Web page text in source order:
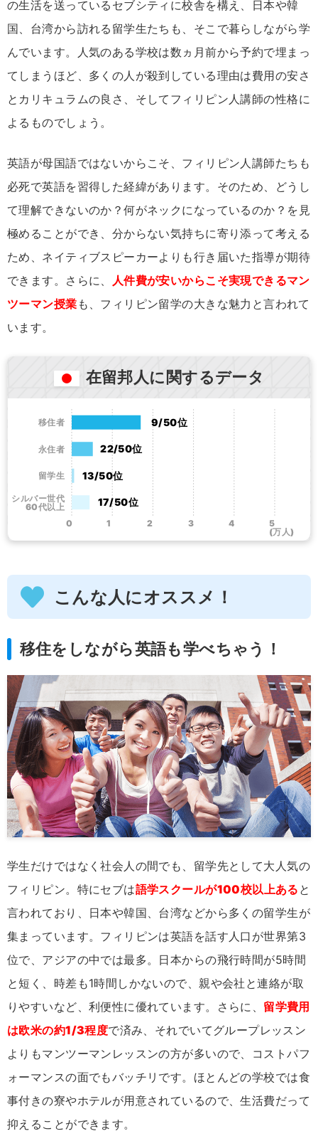
の生活を送っているセブシティに校舎を構え、日本や韓
国、台湾から訪れる留学生たちも、そこで暮らしながら学
んでいます。人気のある学校は数ヵ月前から予約で埋まっ
てしまうほど、多くの人が殺到している理由は費用の安さ
とカリキュラムの良さ、そしてフィリピン人講師の性格に
よるものでしょう。
英語が母国語ではないからこそ、フィリピン人講師たちも
必死で英語を習得した経緯があります。そのため、どうし
て理解できないのか？何がネックになっているのか？を見
極めることができ、分からない気持ちに寄り添って考える
ため、ネイティブスピーカーよりも行き届いた指導が期待
できます。さらに、
人件費が安いからこそ実現できるマン
ツーマン授業 も、フィリピン留学の大きな魅力と言われて
います。
在留邦人に関するデータ
17/50位
13/50位
22/50位
9/50位
シルバー世代
60代以上
留学生
永住者
移住者
0 1 2 3 4
5
(万人)
こんな人にオススメ！
移住をしながら英語も学べちゃう！
学生だけではなく社会人の間でも、留学先として大人気の
フィリピン。特にセブは語学スクールが100校以上ある と
言われており、日本や韓国、台湾などから多くの留学生が
集まっています。フィリピンは英語を話す人口が世界第3
位で、アジアの中では最多。日本からの飛行時間が5時間
と短く、時差も1時間しかないので、親や会社と連絡が取
りやすいなど、利便性に優れています。さらに、 留学費用
は欧米の約1/3程度で済み、それでいてグループレッスン
よりもマンツーマンレッスンの方が多いので、コストパフ
ォーマンスの面でもバッチリです。ほとんどの学校では食
事付きの寮やホテルが用意されているので、生活費だって
抑えることができます。